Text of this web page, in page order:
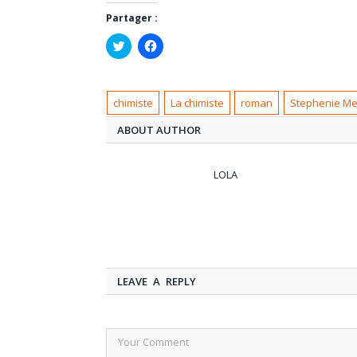
Partager :
Cliquez
pour
dans
une
nouvelle
fenêtre)
Cliquez
pour
dans
une
nouvelle
fenêtre)
chimiste La chimiste roman Stephenie
ABOUT AUTHOR
LOLA
LEAVE A REPLY